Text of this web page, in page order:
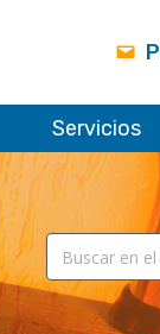
Servicios